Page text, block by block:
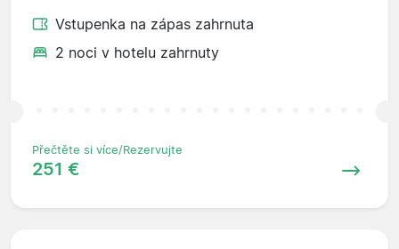
Vstupenka na zápas zahrnuta
2 noci v hotelu zahrnuty
Přečtěte si více/Rezervujte
251 €